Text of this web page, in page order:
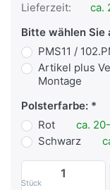
Lieferzeit:
ca.
Bitte wählen Sie
PMS11 /
Artikel plus
Montage
Polsterfarbe:
Rot
ca.
Schwarz
Stück